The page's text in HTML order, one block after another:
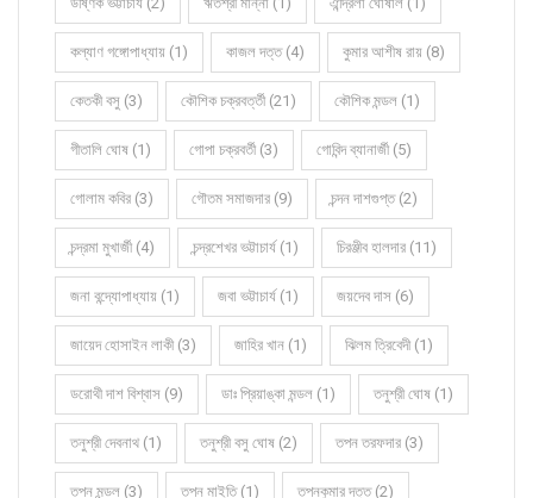
কল্যাণ গঙ্গোপাধ্যায় (1) কাজল দত্ত (4) কুমার আশীষ রায় (8)
কেতকী বসু (3) কৌশিক চক্রবর্ত্তী (21) কৌশিক মন্ডল (1)
গীতালি ঘোষ (1) গোপা চক্রবর্তী (3) গোবিন্দ ব্যানার্জী (5)
গোলাম কবির (3) গৌতম সমাজদার (9) চন্দন দাশগুপ্ত (2)
চন্দ্রমা মুখার্জী (4) চন্দ্রশেখর ভট্টাচার্য (1) চিরঞ্জীব হালদার (11)
জনা বন্দ্যোপাধ্যায় (1) জবা ভট্টাচার্য (1) জয়দেব দাস (6)
জায়েদ হোসাইন লাকী (3) জাহির খান (1) ঝিলম ত্রিবেদী (1)
ডরোথী দাশ বিশ্বাস (9) ডাঃ প্রিয়াঙ্কা মন্ডল (1) তনুশ্রী ঘোষ (1)
তনুশ্রী দেবনাথ (1) তনুশ্রী বসু ঘোষ (2) তপন তরফদার (3)
তপন মন্ডল (3) তপন মাইতি (1) তপনকুমার দত্ত (2)